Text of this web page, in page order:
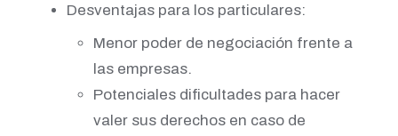
Desventajas para los particulares:
Menor poder de negociación frente a
las empresas.
Potenciales dificultades para hacer
valer sus derechos en caso de